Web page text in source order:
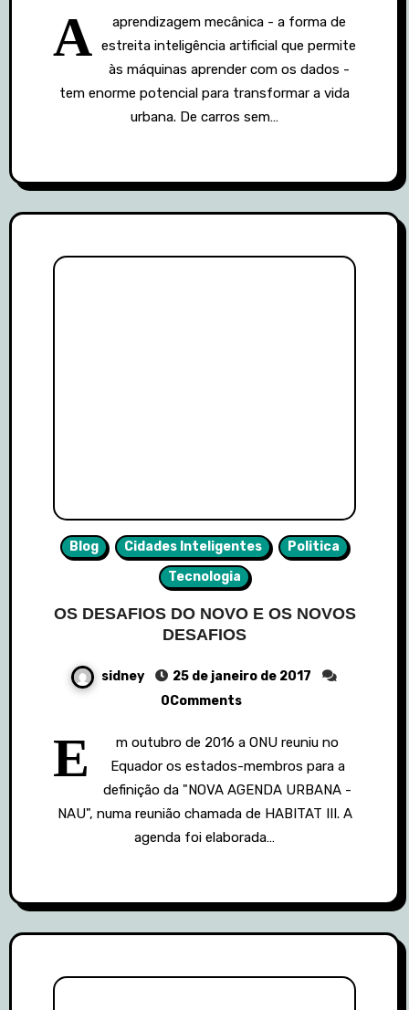
A
aprendizagem mecânica - a forma de
estreita inteligência artificial que permite
às máquinas aprender com os dados -
tem enorme potencial para transformar a vida
urbana. De carros sem…
Blog Cidades Inteligentes
Politica
Tecnologia
OS DESAFIOS DO NOVO E OS NOVOS
DESAFIOS
sidney
25 de janeiro de 2017
0Comments
E
m outubro de 2016 a ONU reuniu no
Equador os estados-membros para a
definição da "NOVA AGENDA URBANA -
NAU", numa reunião chamada de HABITAT III. A
agenda foi elaborada…